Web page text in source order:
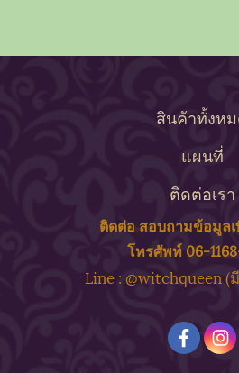
สินค้าทั้งห
แผนที่
ติดต่อเรา
ติดต่อ สอบถามข้อมูล
โทรศัพท์ 06-
Line : @witchqueen (